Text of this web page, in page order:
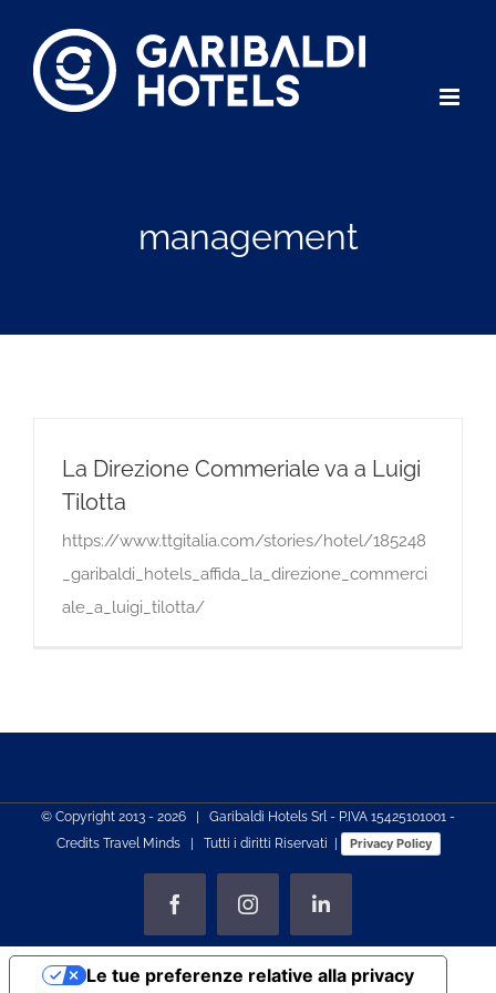
contenuto
management
La Direzione Commeriale va a Luigi
Tilotta
https://www.ttgitalia.com/stories/hotel/185248
_garibaldi_hotels_affida_la_direzione_commerci
ale_a_luigi_tilotta/
© Copyright 2013 - 2026 | Garibaldi Hotels Srl - P.IVA 15425101001 -
Credits Travel Minds| Tutti i diritti Riservati | Privacy Policy
FacebookInstagramLinkedIn
Le tue preferenze relative alla privacy